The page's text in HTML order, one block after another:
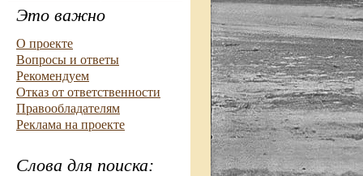
Это важно
О проекте
Вопросы и ответы
Рекомендуем
Отказ от ответственности
Правообладателям
Реклама на проекте
Слова для поиска: